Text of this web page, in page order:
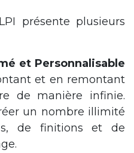
présente plusieurs
et Personnalisable
et en remontant
de manière infinie.
un nombre illimité
de finitions et de